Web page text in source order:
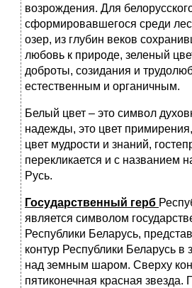
возрождения. Для
сформировавшегося среди
озер, из глубин веков
любовь к природе, зеленый
доброты, созидания и
естественным и органичным.
Белый цвет – это символ
надежды, это цвет
цвет мудрости и знаний,
перекликается и с названием
Русь.
Государственный герб
является символом
Республики Беларусь,
контур Республики Беларусь в
над земным шаром. Сверху
пятиконечная красная звезда.